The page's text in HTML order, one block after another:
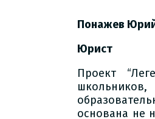
Понажев
Юрист
Проект
основана не